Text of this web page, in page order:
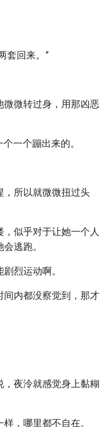
套回来。”
微微转过身，用那凶恶
一个蹦出来的。
，所以就微微扭过头
似乎对于让她一个人
逃跑。
烈运动啊。
间内都没察觉到，那才
，夜泠就感觉身上黏糊
，哪里都不自在。